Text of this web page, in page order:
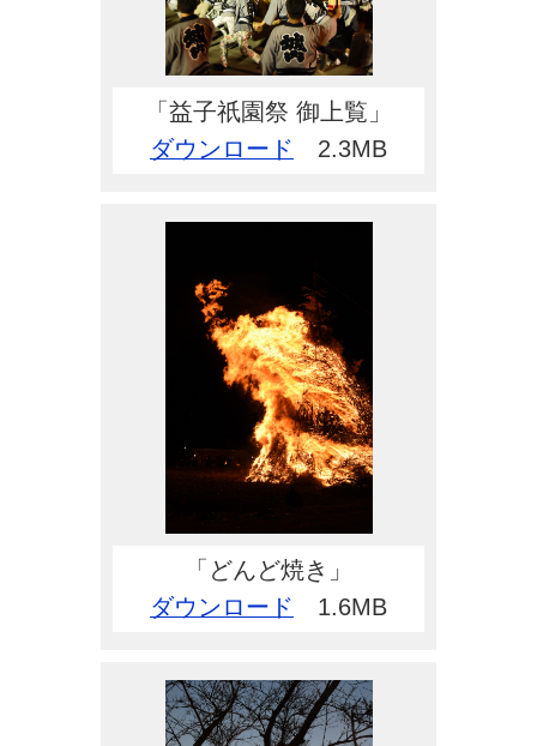
「益子祇園祭 御上覧」
ダウンロード 2.3MB
「どんど焼き」
ダウンロード 1.6MB